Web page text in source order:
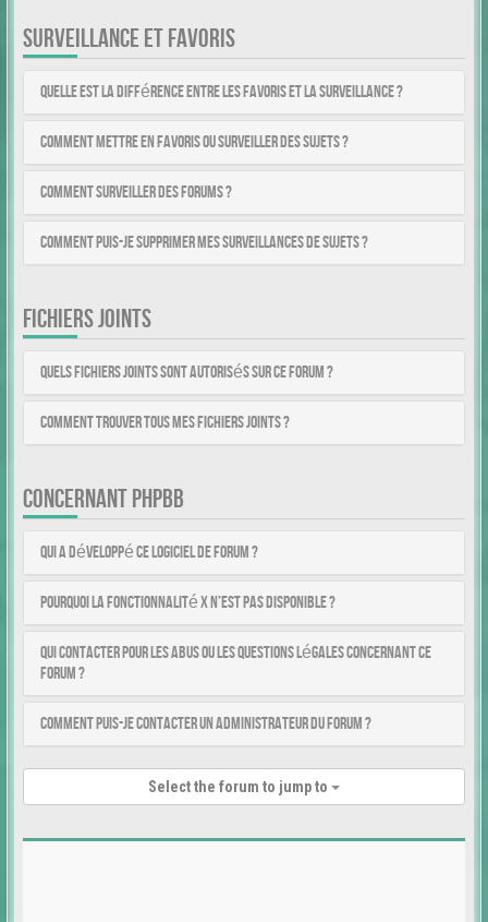
SURVEILLANCE ET FAVORIS
Quelle est la différence entre les favoris et la surveillance ?
Comment mettre en favoris ou surveiller des sujets ?
Comment surveiller des forums ?
Comment puis-je supprimer mes surveillances de sujets ?
FICHIERS JOINTS
Quels fichiers joints sont autorisés sur ce forum ?
Comment trouver tous mes fichiers joints ?
CONCERNANT PHPBB
Qui a développé ce logiciel de forum ?
Pourquoi la fonctionnalité X n’est pas disponible ?
Qui contacter pour les abus ou les questions légales concernant ce
forum ?
Comment puis-je contacter un administrateur du forum ?
Select the forum to jump to